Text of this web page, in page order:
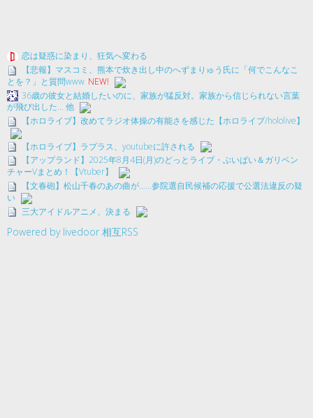
恋は疑惑に染まり、狂気へ変わる
【悲報】マスコミ、熊本で炊き出し中のへずまりゅう氏に「何でこんなこ
とを？」と質問www NEW!
36歳の彼女と結婚したいのに、家族が猛反対。家族から信じられない言葉
が飛び出した… 他
【ホロライブ】改めてラジオ体操の有能さを感じた【ホロライブ/hololive】
【ホロライブ】ラプラス、youtubeに許される
【アップランド】2025年8月4日(月)のどっとライブ・ぶいぱい＆ガリベン
チャーVまとめ！【Vtuber】
【文春砲】松山千春のあの曲が……参院選自民候補の応援で公選法違反の疑
い
三大アイドルアニメ、決まる
Powered by livedoor 相互RSS